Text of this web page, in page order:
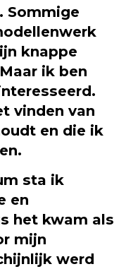
. Sommige
knappe
ik ben
vinden van
en die ik
sta ik
en
het kwam als
mijn
werd